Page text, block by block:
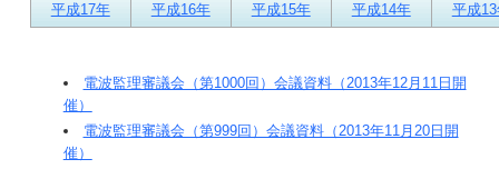
平成17年 平成16年 平成15年 平成14年 平成
電波監理審議会（第1000回）会議資料（2013年12月11日開
催）
電波監理審議会（第999回）会議資料（2013年11月20日開
催）